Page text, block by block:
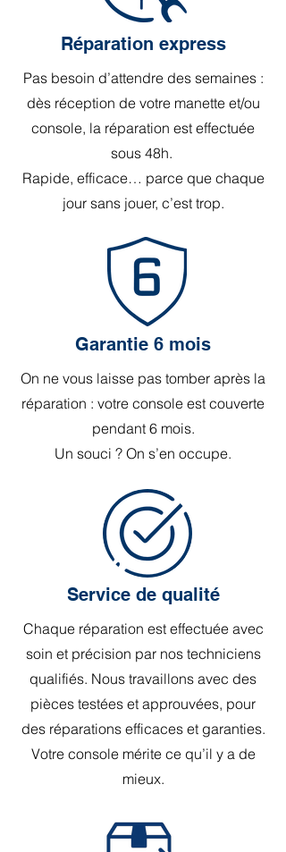
Réparation express
Pas besoin d’attendre des semaines :
dès réception de votre manette et/ou
console, la réparation est effectuée
sous 48h.
Rapide, efficace… parce que chaque
jour sans jouer, c’est trop.
Garantie 6 mois
On ne vous laisse pas tomber après la
réparation : votre console est couverte
pendant 6 mois.
Un souci ? On s’en occupe.
Service de qualité
Chaque réparation est effectuée avec
soin et précision par nos techniciens
qualifiés. Nous travaillons avec des
pièces testées et approuvées, pour
des réparations efficaces et garanties.
Votre console mérite ce qu’il y a de
mieux.